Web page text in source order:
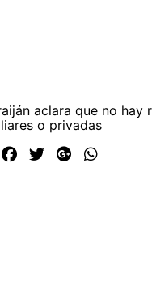
aclara que no hay
o privadas